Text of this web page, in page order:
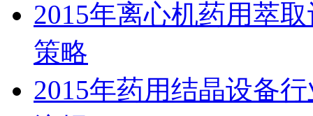
2015年离心机药用萃
策略
2015年药用结晶设备